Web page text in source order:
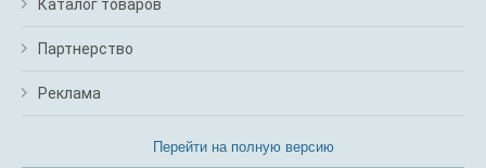
Каталог товаров
Партнерство
Реклама
Перейти на полную версию